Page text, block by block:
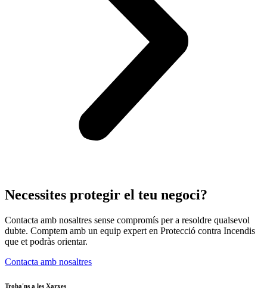
Necessites protegir el teu negoci?
Contacta amb nosaltres sense compromís per a resoldre qualsevol
dubte. Comptem amb un equip expert en Protecció contra Incendis
que et podràs orientar.
Contacta amb nosaltres
Troba'ns a les Xarxes